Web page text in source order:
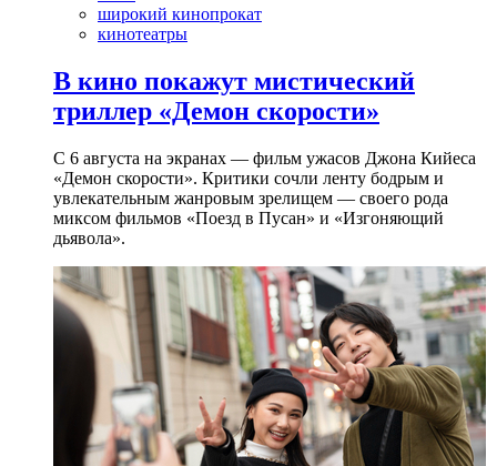
широкий кинопрокат
кинотеатры
В кино покажут мистический
триллер «Демон скорости»
С 6 августа на экранах — фильм ужасов Джона Кийеса
«Демон скорости». Критики сочли ленту бодрым и
увлекательным жанровым зрелищeм — своего рода
миксом фильмов «Поезд в Пусан» и «Изгоняющий
дьявола».